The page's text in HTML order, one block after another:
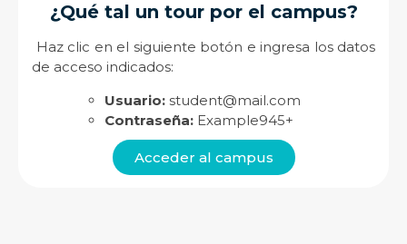
¿Qué tal un tour por el campus?
Haz clic en el siguiente botón e ingresa los datos
de acceso indicados:
Usuario: student@mail.com
Contraseña: Example945+
Acceder al campus